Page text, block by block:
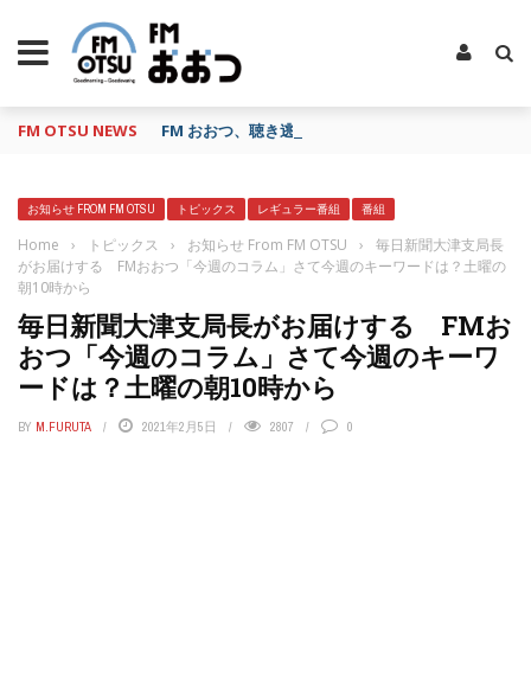
FM OTSU NEWS FM おおつ、聴き逃し番組配信サービス「shelfs」
お知らせ FROM FM OTSU トピックス レギュラー番組 番組
Home › トピックス › お知らせ From FM OTSU ›
毎日新聞大津支局長
がお届けする FMおおつ「今週のコラム」さて今週のキーワードは？土曜の
朝10時から
毎日新聞大津支局長がお届けする FMお
おつ「今週のコラム」さて今週のキーワ
ードは？土曜の朝10時から
BY M.FURUTA 2021年2月5日 2807 0